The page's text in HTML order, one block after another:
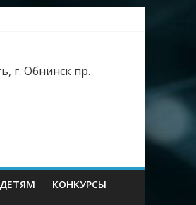
г. Обнинск пр.
КОНКУРСЫ